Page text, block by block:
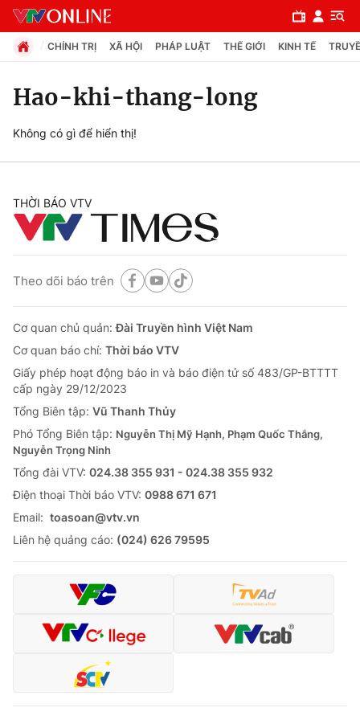
Chuyên mục
Chính trị
Xã hội
Thế giới
Tin tức
Thế giới đó đây
Câu chuyện quốc tế
Kinh tế
Tài chính
Thị trường
Góc doanh nghiệp
Dữ liệu và đời sống
Truyền hình
Phim VTV
Giải trí
Đời sống
Làm đẹp
Chất lượng cuộc sống
Giáo dục
Học trực tuyến
Công nghệ
CHÍNH TRỊ XÃ HỘI PHÁP LUẬT THẾ GIỚI KINH TẾ
Hao-khi-thang-long
Không có gì để hiển thị!
THỜI BÁO VTV
Theo dõi báo trên
Cơ quan chủ quản:Đài Truyền hình Việt Nam
Cơ quan báo chí: Thời báo VTV
Giấy phép hoạt động báo in và báo điện tử số 483/GP-BTTTT
cấp ngày 29/12/2023
Tổng Biên tập: Vũ Thanh Thủy
Phó Tổng Biên tập: Nguyễn Thị Mỹ Hạnh, Phạm Quốc Thắng,
Nguyễn Trọng Ninh
Tổng đài VTV: 024.38 355 931 - 024.38 355 932
Ðiện thoại Thời báo VTV: 0988 671 671
Email: toasoan@vtv.vn
Liên hệ quảng cáo: (024) 626 79595